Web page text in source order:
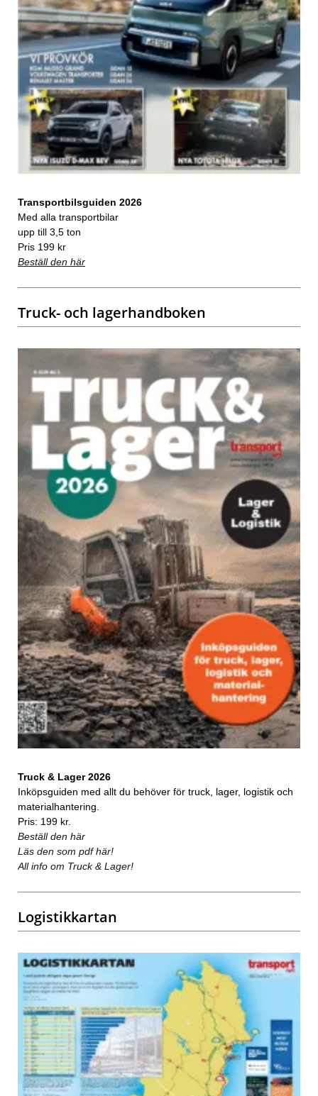
Transportbilsguiden 2026
Med alla transportbilar
upp till 3,5 ton
Pris 199 kr
Beställ den här
Truck- och lagerhandboken
Truck & Lager 2026
Inköpsguiden med allt du behöver för truck, lager, logistik och
materialhantering.
Pris: 199 kr.
Beställ den här
Läs den som pdf här!
All info om Truck & Lager!
Logistikkartan